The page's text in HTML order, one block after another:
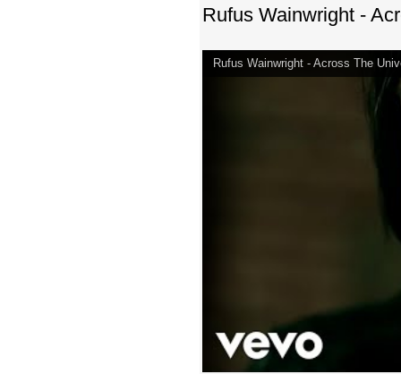
Rufus Wainwright -
Rufus Wainwright - Across The